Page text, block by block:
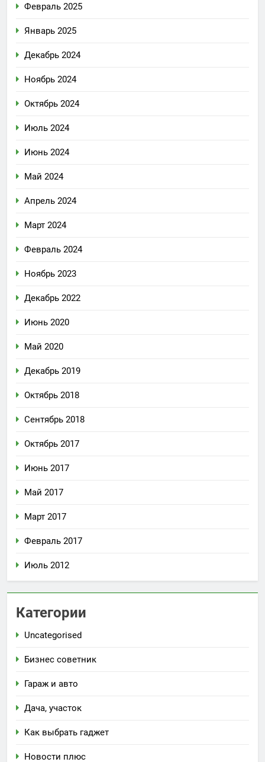
Февраль 2025
Январь 2025
Декабрь 2024
Ноябрь 2024
Октябрь 2024
Июль 2024
Июнь 2024
Май 2024
Апрель 2024
Март 2024
Февраль 2024
Ноябрь 2023
Декабрь 2022
Июнь 2020
Май 2020
Декабрь 2019
Октябрь 2018
Сентябрь 2018
Октябрь 2017
Июнь 2017
Май 2017
Март 2017
Февраль 2017
Июль 2012
Категории
Uncategorised
Бизнес советник
Гараж и авто
Дача, участок
Как выбрать гаджет
Новости плюс